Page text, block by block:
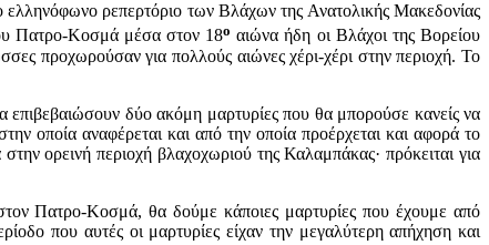
ελληνόφωνο ρεπερτόριο των Βλάχων της Ανατολικής Μακεδονίας
Πατρο-Κοσμά μέσα στον 18ο αιώνα ήδη οι Βλάχοι της Βορείου
προχωρούσαν για πολλούς αιώνες χέρι-χέρι στην περιοχή. Το
δύο ακόμη μαρτυρίες που θα μπορούσε κανείς να
οποία αναφέρεται και από την οποία προέρχεται και αφορά το
ορεινή περιοχή βλαχοχωριού της Καλαμπάκας· πρόκειται για
Πατρο-Κοσμά, θα δούμε κάποιες μαρτυρίες που έχουμε από
που αυτές οι μαρτυρίες είχαν την μεγαλύτερη απήχηση και